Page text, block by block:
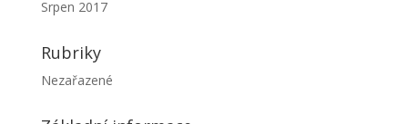
Srpen 2017
Rubriky
Nezařazené